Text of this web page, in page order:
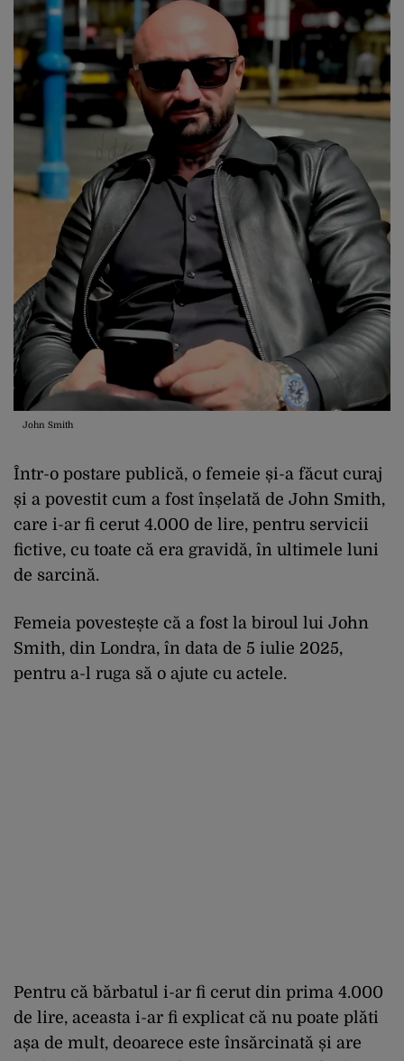
John Smith
Într-o postare publică, o femeie și-a făcut curaj
și a povestit cum a fost înșelată de John Smith,
care i-ar fi cerut 4.000 de lire, pentru servicii
fictive, cu toate că era gravidă, în ultimele luni
de sarcină.
Femeia povestește că a fost la biroul lui John
Smith, din Londra, în data de 5 iulie 2025,
pentru a-l ruga să o ajute cu actele.
Pentru că bărbatul i-ar fi cerut din prima 4.000
de lire, aceasta i-ar fi explicat că nu poate plăti
așa de mult, deoarece este însărcinată și are